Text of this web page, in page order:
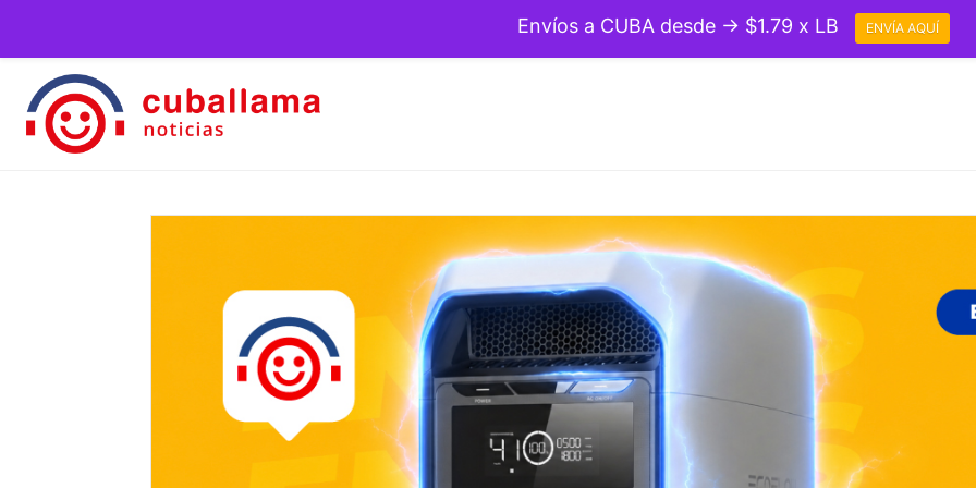
Envíos a CUBA desde → $1.79 x LB ENVÍA AQUÍ